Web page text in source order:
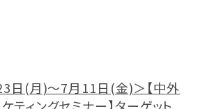
日(月)～7月11日(金)＞【中外